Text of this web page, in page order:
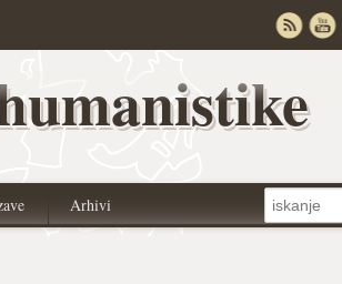
Arhivi